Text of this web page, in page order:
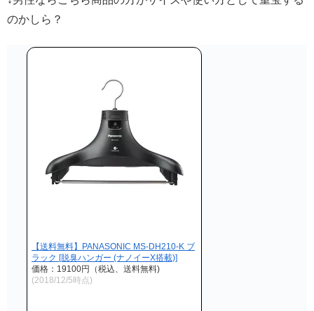
のかしら？
【送料無料】PANASONIC MS-DH210-K ブ
ラック [脱臭ハンガー (ナノイーX搭載)]
価格：19100円（税込、送料無料)
(2018/12/5時点)